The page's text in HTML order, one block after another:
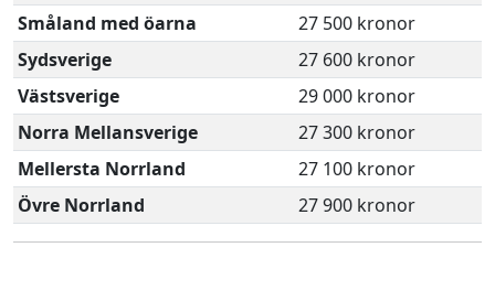
Småland med öarna
27 500 kronor
Sydsverige
27 600 kronor
Västsverige
29 000 kronor
Norra Mellansverige
27 300 kronor
Mellersta Norrland
27 100 kronor
Övre Norrland
27 900 kronor